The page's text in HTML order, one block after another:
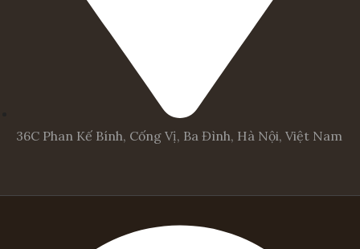
36C Phan Kế Bính, Cống Vị, Ba Đình, Hà Nội, Việt Nam